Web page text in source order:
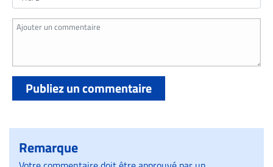
Publiez un commentaire
Remarque